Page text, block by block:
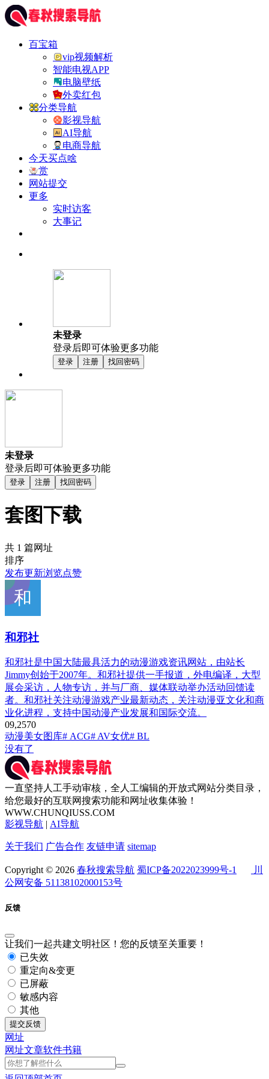
百宝箱
vip视频解析
智能电视APP
电脑壁纸
外卖红包
分类导航
影视导航
AI导航
电商导航
今天买点啥
赏
网站提交
更多
实时访客
大事记
未登录
登录后即可体验更多功能
登录 注册 找回密码
未登录
登录后即可体验更多功能
登录 注册 找回密码
套图下载
共 1 篇网址
排序
发布更新浏览点赞
和邪社
和邪社是中国大陆最具活力的动漫游戏资讯网站，由站长
Jimmy创始于2007年。和邪社提供一手报道，外电编译，大型
展会采访，人物专访，并与厂商、媒体联动举办活动回馈读
者。和邪社关注动漫游戏产业最新动态，关注动漫亚文化和商
业化进程，支持中国动漫产业发展和国际交流。
09,2570
动漫美女图库# ACG# AV女优# BL
没有了
一直坚持人工手动审核，全人工编辑的开放式网站分类目录，
给您最好的互联网搜索功能和网址收集体验！
WWW.CHUNQIUSS.COM
影视导航 | AI导航
关于我们 广告合作 友链申请 sitemap
Copyright © 2026 春秋搜索导航 蜀ICP备2022023999号-1
川
公网安备 51138102000153号
反馈
让我们一起共建文明社区！您的反馈至关重要！
已失效
重定向&变更
已屏蔽
敏感内容
其他
提交反馈
网址
网址文章软件书籍